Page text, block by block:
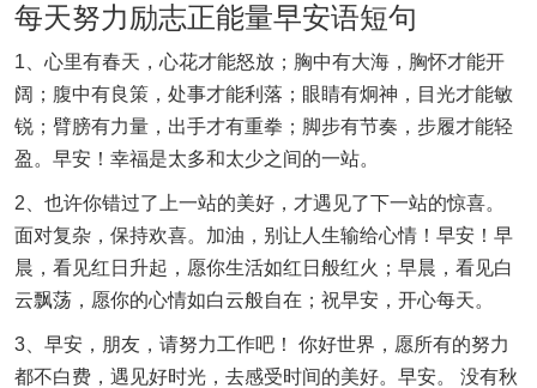
每天努力励志正能量早安语短句
1、心里有春天，心花才能怒放；胸中有大海，胸怀才能开
阔；腹中有良策，处事才能利落；眼睛有炯神，目光才能敏
锐；臂膀有力量，出手才有重拳；脚步有节奏，步履才能轻
盈。早安！幸福是太多和太少之间的一站。
2、也许你错过了上一站的美好，才遇见了下一站的惊喜。
面对复杂，保持欢喜。加油，别让人生输给心情！早安！早
晨，看见红日升起，愿你生活如红日般红火；早晨，看见白
云飘荡，愿你的心情如白云般自在；祝早安，开心每天。
3、早安，朋友，请努力工作吧！ 你好世界，愿所有的努力
都不白费，遇见好时光，去感受时间的美好。早安。 没有秋